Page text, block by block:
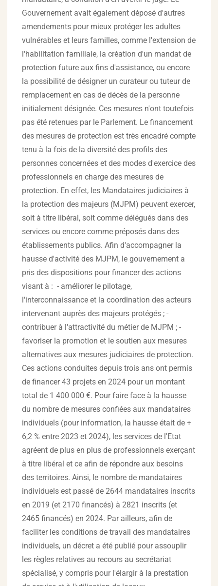
Gouvernement avait également déposé d'autres
amendements pour mieux protéger les adultes
vulnérables et leurs familles, comme l'extension de
l'habilitation familiale, la création d'un mandat de
protection future aux fins d'assistance, ou encore
la possibilité de désigner un curateur ou tuteur de
remplacement en cas de décès de la personne
initialement désignée. Ces mesures n'ont toutefois
pas été retenues par le Parlement. Le financement
des mesures de protection est très encadré compte
tenu à la fois de la diversité des profils des
personnes concernées et des modes d'exercice des
professionnels en charge des mesures de
protection. En effet, les Mandataires judiciaires à
la protection des majeurs (MJPM) peuvent exercer,
soit à titre libéral, soit comme délégués dans des
services ou encore comme préposés dans des
établissements publics. Afin d'accompagner la
hausse d'activité des MJPM, le gouvernement a
pris des dispositions pour financer des actions
visant à : - améliorer le pilotage,
l'interconnaissance et la coordination des acteurs
intervenant auprès des majeurs protégés ; -
contribuer à l'attractivité du métier de MJPM ; -
favoriser la promotion et le soutien aux mesures
alternatives aux mesures judiciaires de protection.
Ces actions conduites depuis trois ans ont permis
de financer 43 projets en 2024 pour un montant
total de 1 400 000 €. Pour faire face à la hausse
du nombre de mesures confiées aux mandataires
individuels (pour information, la hausse était de +
6,2 % entre 2023 et 2024), les services de l'Etat
agréent de plus en plus de professionnels exerçant
à titre libéral et ce afin de répondre aux besoins
des territoires. Ainsi, le nombre de mandataires
individuels est passé de 2644 mandataires inscrits
en 2019 (et 2170 financés) à 2821 inscrits (et
2465 financés) en 2024. Par ailleurs, afin de
faciliter les conditions de travail des mandataires
individuels, un décret a été publié pour assouplir
les règles relatives au recours au secrétariat
spécialisé, y compris pour l'élargir à la prestation